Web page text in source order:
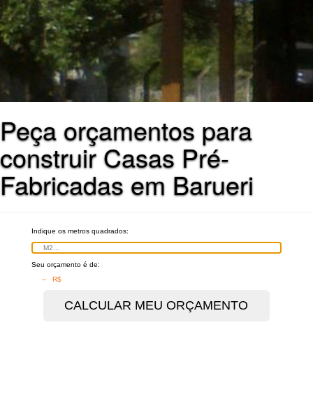
Peça orçamentos para
construir Casas Pré-
Fabricadas em Barueri
Indique os metros quadrados:
Seu orçamento é de:
– R$